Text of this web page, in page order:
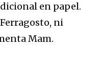
en papel.
ni
Mam.